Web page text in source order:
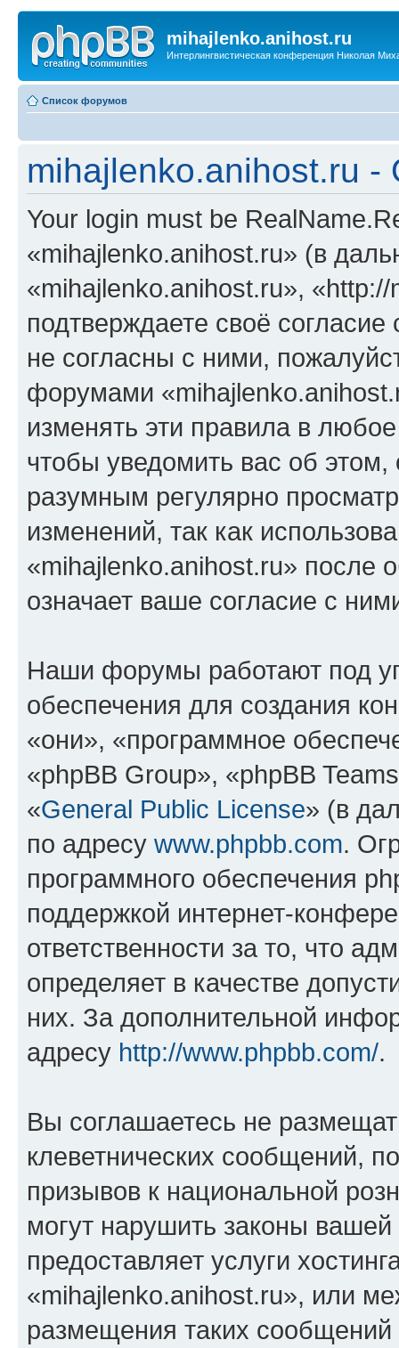
mihajlenko.anihost.ru
Интерлингвистическая конференция Николая
Список форумов
mihajlenko.anihost.ru
Your login must be
«mihajlenko.anihost.ru» (в
«mihajlenko.anihost.ru»,
подтверждаете своё
не согласны с ними,
форумами
изменять эти правила в
чтобы уведомить вас об
разумным регулярно
изменений, так как
«mihajlenko.anihost.ru» после
означает ваше согласие с
Наши форумы работают под
обеспечения для создания
«они», «программное
«phpBB Group», «phpBB
«General Public License» (в
по адресу www.phpbb.com.
программного обеспечения
поддержкой интернет-
ответственности за то, что
определяет в качестве
них. За дополнительной
адресу http://www.phpbb.com/.
Вы соглашаетесь не
клеветнических сообщений,
призывов к национальной
могут нарушить законы
предоставляет услуги
«mihajlenko.anihost.ru», или
размещения таких